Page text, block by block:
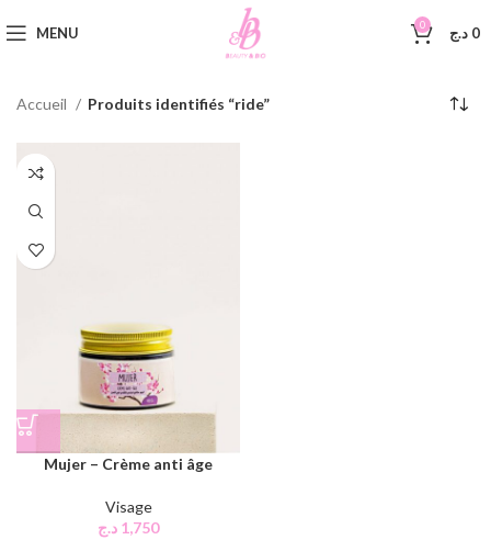
MENU 0 0 د.ج
Accueil Produits identifiés “ride”
Mujer – Crème anti âge
Visage
1,750 د.ج